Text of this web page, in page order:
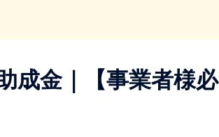
成金｜【事業者様必